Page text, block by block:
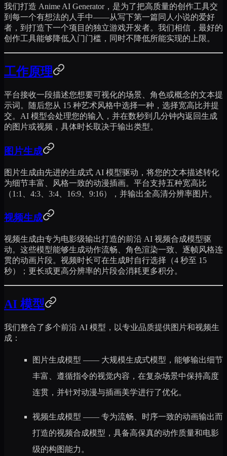
我们打造 Anime AI Generator，是为了把高质量的创作工具交
到每一个有想法的人手中——从写下第一篇同人小说的爱好
者，到打造下一个项目的独立游戏开发者。我们相信，最好的
创作工具能够降低入门门槛，同时不降低所能实现的上限。
工作原理
平台接收一段描述您想要可视化的场景、角色或概念的文本提
示词。随后您从 15 种艺术风格中选择一种，选择宽高比并提
交。AI 模型会处理您的输入，并在数秒到几分钟内返回生成
的图片或视频，具体时长取决于输出类型。
图片生成
图片生成由先进的生成式 AI 模型驱动，将您的文本描述转化
为细节丰富、风格一致的动漫插画。平台支持五种宽高比
（1:1、4:3、3:4、16:9、9:16），并输出全高清分辨率图片。
视频生成
视频生成由专为电影级输出打造的前沿 AI 视频合成模型驱
动。这些模型能够生成动作流畅、角色渲染一致、逐帧风格连
贯的动画片段。视频时长可在生成时自行选择（4 秒至 15
秒）；更长或更高分辨率的片段会消耗更多积分。
AI 模型
我们整合了多个前沿 AI 模型，以专业品质提供图片和视频生
成：
图片生成模型 —— 大规模生成式模型，能够输出细节
丰富、遵循指令的视觉内容，在复杂场景中保持高度
连贯，并针对动漫与插画美学进行了优化。
视频生成模型 —— 专为流畅、时序一致的动画输出而
打造的视频合成模型，具备高保真的动作质量和电影
级的构图能力。